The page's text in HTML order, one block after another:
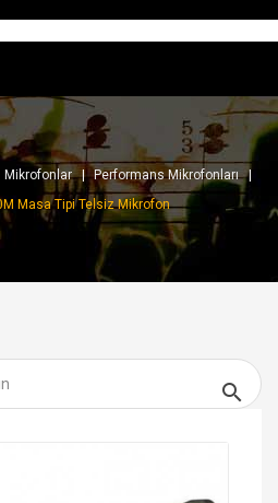
Mikrofonlar
Performans Mikrofonları
Masa Tipi Telsiz Mikrofon
